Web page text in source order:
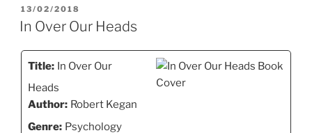
We
Talk
the
We
Work”
UDGIVET
DEN
13/02/2018
In Over Our Heads
Title: In Over Our
Heads
Author: Robert Kegan
Genre: Psychology